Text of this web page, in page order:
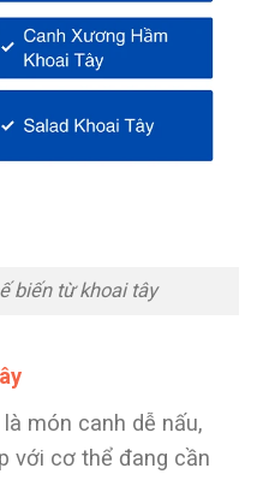
biến từ khoai tây
món canh dễ nấu,
với cơ thể đang cần